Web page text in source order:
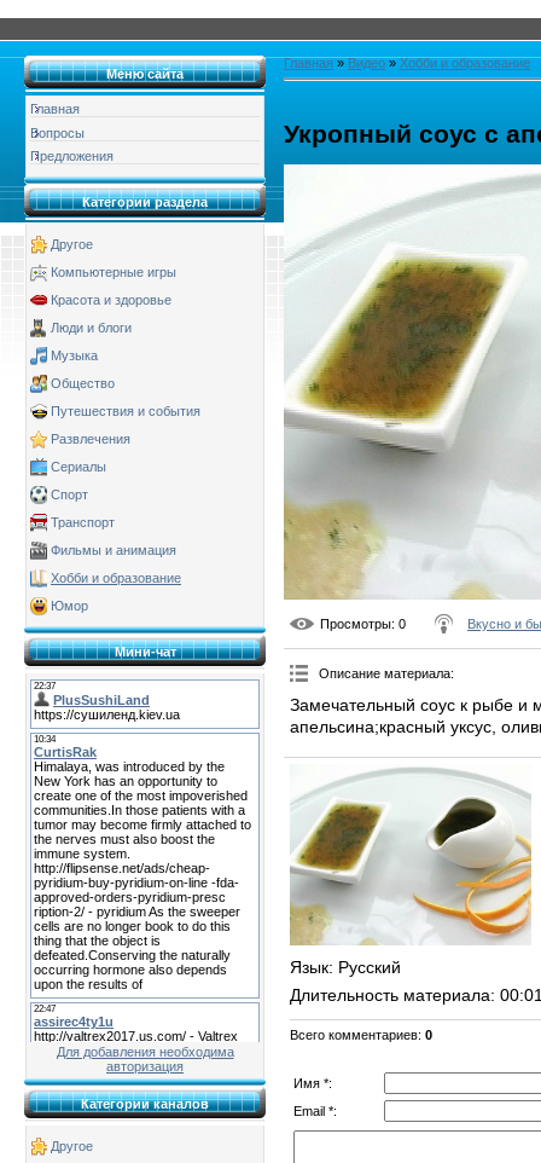
Меню сайта
Главная
Вопросы
Предложения
Категории раздела
Другое
Компьютерные игры
Красота и здоровье
Люди и блоги
Музыка
Общество
Путешествия и события
Развлечения
Сериалы
Спорт
Транспорт
Фильмы и анимация
Хобби и образование
Юмор
Мини-чат
Для добавления необходима
авторизация
Категории каналов
Другое
Главная » Видео » Хобби и образование
Укропный соус с
Просмотры: 0 Вкусно и
Описание материала:
Замечательный соус к рыбе и
апельсина;красный уксус,
Язык: Русский
Длительность материала:
Всего комментариев: 0
Имя *:
Email *: